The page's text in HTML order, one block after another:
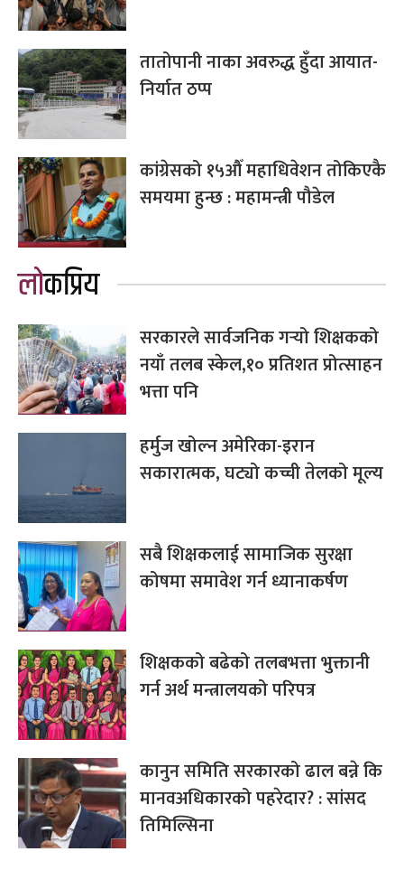
तातोपानी नाका अवरुद्ध हुँदा आयात-
निर्यात ठप्प
कांग्रेसको १५औँ महाधिवेशन तोकिएकै
समयमा हुन्छ : महामन्त्री पौडेल
लोकप्रिय
सरकारले सार्वजनिक गर्‍यो शिक्षकको
नयाँ तलब स्केल,१० प्रतिशत प्रोत्साहन
भत्ता पनि
हर्मुज खोल्न अमेरिका-इरान
सकारात्मक, घट्यो कच्ची तेलको मूल्य
सबै शिक्षकलाई सामाजिक सुरक्षा
कोषमा समावेश गर्न ध्यानाकर्षण
शिक्षकको बढेको तलबभत्ता भुक्तानी
गर्न अर्थ मन्त्रालयको परिपत्र
कानुन समिति सरकारको ढाल बन्ने कि
मानवअधिकारको पहरेदार? : सांसद
तिमिल्सिना